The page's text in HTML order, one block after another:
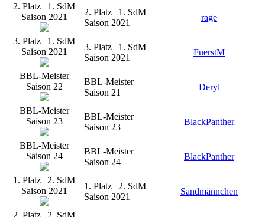
2. Platz | 1. SdM
Saison 2021
2. Platz | 1. SdM
Saison 2021
rage
3. Platz | 1. SdM
Saison 2021
3. Platz | 1. SdM
Saison 2021
FuerstM
BBL-Meister
Saison 22
BBL-Meister
Saison 21
Deryl
BBL-Meister
Saison 23
BBL-Meister
Saison 23
BlackPanther
BBL-Meister
Saison 24
BBL-Meister
Saison 24
BlackPanther
1. Platz | 2. SdM
Saison 2021
1. Platz | 2. SdM
Saison 2021
Sandmännchen
2. Platz | 2. SdM